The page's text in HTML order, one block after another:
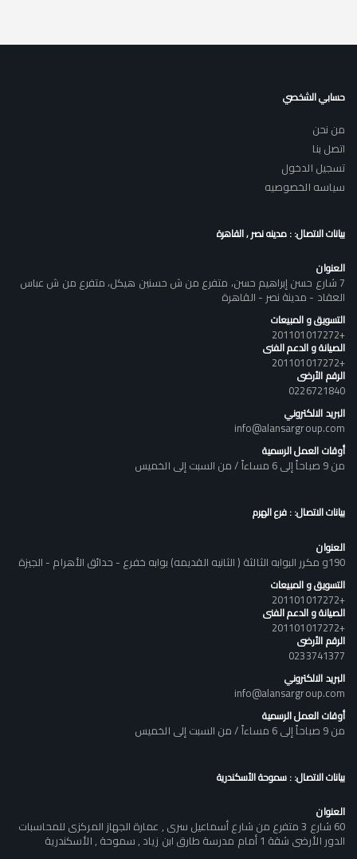
حسابي الشخصي
من نحن
اتصل بنا
تسجيل الدخول
سياسه الخصوصيه
بيانات الاتصال: : مدينه نصر , القاهرة
العنوان
7 شارع حسن إبراهيم حسن، متفرع من ش حسنين هيكل، متفرع من ش عباس
العقاد - مدينة نصر - القاهرة
التسويق و المبيعات
+201101017272
الصيانة و الدعم الفنى
+201101017272
الرقم الأرضى
0226721840
البريد الالكتروني
info@alansargroup.com
أوقات العمل الرسمية
من 9 صباحاً إلى 6 مساءاً / من السبت إلى الخميس
بيانات الاتصال: : فرع الهرم
العنوان
190و مكرر البوابه الثالثة ( الثانيه القديمه) بوابه خفرع - حدائق الأهرام - الجيزة
التسويق و المبيعات
+201101017272
الصيانة و الدعم الفنى
+201101017272
الرقم الأرضى
0233741377
البريد الالكتروني
info@alansargroup.com
أوقات العمل الرسمية
من 9 صباحاً إلى 6 مساءاً / من السبت إلى الخميس
بيانات الاتصال: : سموحة الأسكندرية
العنوان
60 شارع 3 متفرع من شارع أسماعيل سرى , عمارة الجهاز المركزى للمحاسبات
الدور الأرضى شقة 1 أمام مدرسة طارق ابن زياد , سموحة , الأسكندرية